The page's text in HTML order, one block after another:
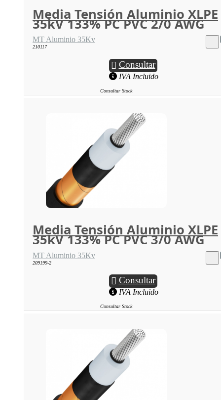
Media Tensión Aluminio XLPE
35kV 133% PC PVC 2/0 AWG
MT Aluminio 35Kv
210117
Consultar
IVA Incluido
Consultar Stock
Media Tensión Aluminio XLPE
35kV 133% PC PVC 3/0 AWG
MT Aluminio 35Kv
209199-2
Consultar
IVA Incluido
Consultar Stock